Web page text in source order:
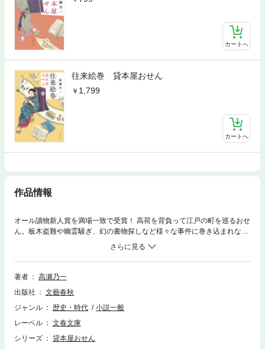
カートへ
往来絵巻 貸本屋おせん
1,799
カートへ
作品情報
オール讀物新人賞を満場一致で受賞！ 高荷を背負って江戸の町を巡るおせ
ん。板木盗難や幽霊騒ぎ、幻の書物探しなど様々な事件に巻き込まれなが
ら好事家たちに本を届ける！ 解説＝久田かおり 単行本 2022年11月 文
藝春秋刊 文庫版 2025年5月 文春文庫刊 この電子書籍は文春文庫版を
底本としています。
著者
高瀬乃一
出版社
文藝春秋
ジャンル
歴史・時代
小説一般
レーベル
文春文庫
シリーズ
貸本屋おせん